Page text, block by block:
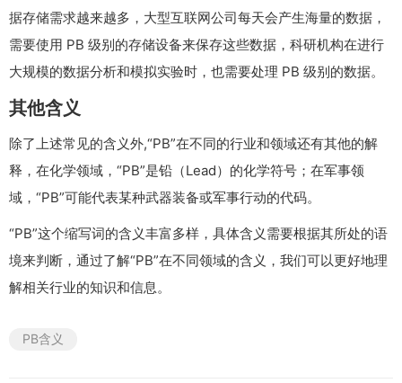
据存储需求越来越多，大型互联网公司每天会产生海量的数据，
需要使用 PB 级别的存储设备来保存这些数据，科研机构在进行
大规模的数据分析和模拟实验时，也需要处理 PB 级别的数据。
其他含义
除了上述常见的含义外,“PB”在不同的行业和领域还有其他的解
释，在化学领域，“PB”是铅（Lead）的化学符号；在军事领
域，“PB”可能代表某种武器装备或军事行动的代码。
“PB”这个缩写词的含义丰富多样，具体含义需要根据其所处的语
境来判断，通过了解“PB”在不同领域的含义，我们可以更好地理
解相关行业的知识和信息。
PB含义